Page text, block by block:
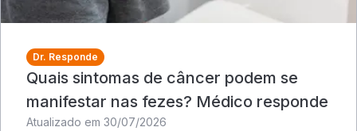
Dr. Responde
Quais sintomas de câncer podem se
manifestar nas fezes? Médico responde
Atualizado em 30/07/2026